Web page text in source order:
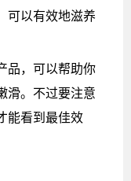
可以有效地滋养
品，可以帮助你
滑。不过要注意
能看到最佳效